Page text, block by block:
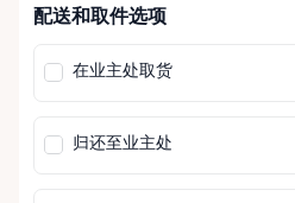
期
入
配送和取件选项
在业主处取货
归还至业主处